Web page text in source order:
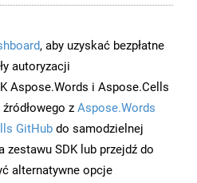
, aby uzyskać bezpłatne
autoryzacji
Aspose.Words i Aspose.Cells
z Aspose.Words
GitHub do samodzielnej
zestawu SDK lub przejdź do
alternatywne opcje